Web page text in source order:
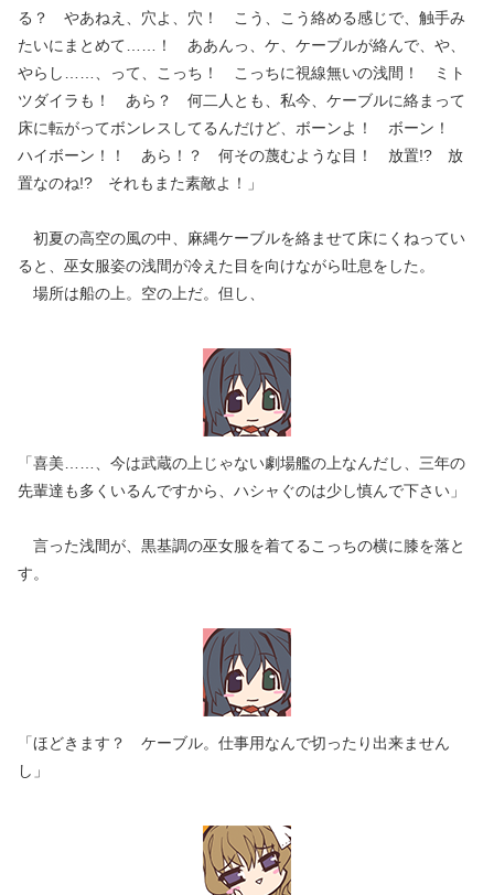
る？ やあねえ、穴よ、穴！ こう、こう絡める感じで、触手み
たいにまとめて……！ ああんっ、ケ、ケーブルが絡んで、や、
やらし……、って、こっち！ こっちに視線無いの浅間！ ミト
ツダイラも！ あら？ 何二人とも、私今、ケーブルに絡まって
床に転がってボンレスしてるんだけど、ボーンよ！ ボーン！
ハイボーン！！ あら！？ 何その蔑むような目！ 放置!? 放
置なのね!? それもまた素敵よ！」
初夏の高空の風の中、麻縄ケーブルを絡ませて床にくねってい
ると、巫女服姿の浅間が冷えた目を向けながら吐息をした。
場所は船の上。空の上だ。但し、
「喜美……、今は武蔵の上じゃない劇場艦の上なんだし、三年の
先輩達も多くいるんですから、ハシャぐのは少し慎んで下さい」
言った浅間が、黒基調の巫女服を着てるこっちの横に膝を落と
す。
「ほどきます？ ケーブル。仕事用なんで切ったり出来ません
し」